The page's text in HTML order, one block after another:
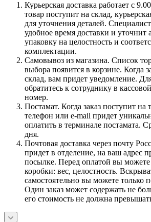
Курьерская доставка работает с
товар поступит на склад,
для уточнения деталей.
удобное время доставки и уточнит
упаковку на целостность и
комплектации.
Самовывоз из магазина. Список
выбора появится в корзине. Когда
склад, вам придет уведомление.
обратитесь к сотруднику в
номер.
Постамат. Когда заказ поступит на
телефон или e-mail придет
оплатить в терминале постамата.
дня.
Почтовая доставка через почту
придет в отделение, на ваш адрес
посылке. Перед оплатой вы можете
коробки: вес, целостность.
самостоятельно вы можете только
Один заказ может содержать не
его стоимость не должна